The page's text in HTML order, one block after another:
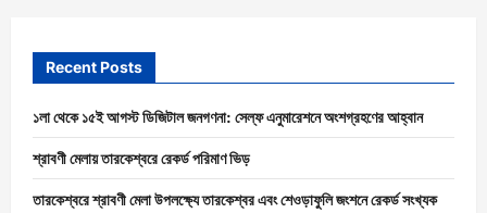
Recent Posts
১লা থেকে ১৫ই আগস্ট ডিজিটাল জনগণনা: সেল্ফ এনুমারেশনে অংশগ্রহণের আহ্বান
শ্রাবণী মেলায় তারকেশ্বরে রেকর্ড পরিমাণ ভিড়
তারকেশ্বরে শ্রাবণী মেলা উপলক্ষ্যে তারকেশ্বর এবং শেওড়াফুলি জংশনে রেকর্ড সংখ্যক